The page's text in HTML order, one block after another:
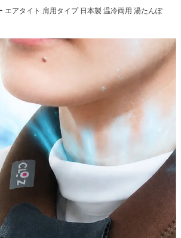
エアタイト 肩用タイプ 日本製 温冷両用 湯たんぽ